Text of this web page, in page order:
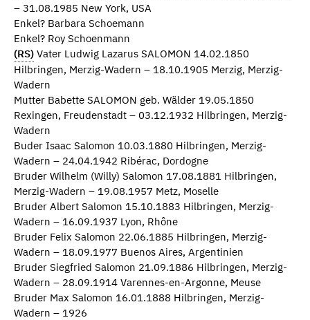
– 31.08.1985 New York, USA
Enkel? Barbara Schoemann
Enkel? Roy Schoenmann
(RS) Vater Ludwig Lazarus SALOMON 14.02.1850
Hilbringen, Merzig-Wadern – 18.10.1905 Merzig, Merzig-
Wadern
Mutter Babette SALOMON geb. Wälder 19.05.1850
Rexingen, Freudenstadt – 03.12.1932 Hilbringen, Merzig-
Wadern
Buder Isaac Salomon 10.03.1880 Hilbringen, Merzig-
Wadern – 24.04.1942 Ribérac, Dordogne
Bruder Wilhelm (Willy) Salomon 17.08.1881 Hilbringen,
Merzig-Wadern – 19.08.1957 Metz, Moselle
Bruder Albert Salomon 15.10.1883 Hilbringen, Merzig-
Wadern – 16.09.1937 Lyon, Rhône
Bruder Felix Salomon 22.06.1885 Hilbringen, Merzig-
Wadern – 18.09.1977 Buenos Aires, Argentinien
Bruder Siegfried Salomon 21.09.1886 Hilbringen, Merzig-
Wadern – 28.09.1914 Varennes-en-Argonne, Meuse
Bruder Max Salomon 16.01.1888 Hilbringen, Merzig-
Wadern – 1926